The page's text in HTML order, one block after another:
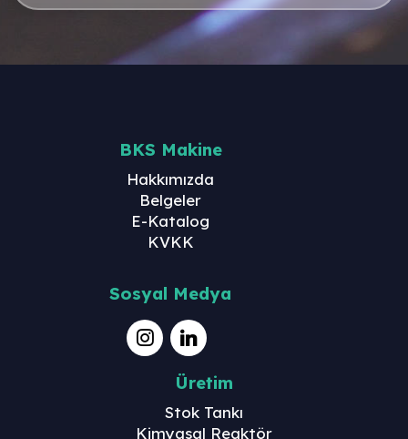
BKS Makine
Hakkımızda
Belgeler
E-Katalog
KVKK
Sosyal Medya
Üretim
Stok Tankı
Kimyasal Reaktör